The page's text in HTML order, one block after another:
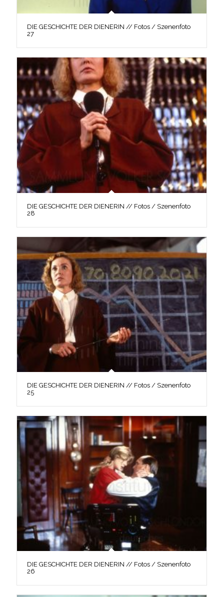
DIE GESCHICHTE DER DIENERIN // Fotos / Szenenfoto
27
DIE GESCHICHTE DER DIENERIN // Fotos / Szenenfoto
28
DIE GESCHICHTE DER DIENERIN // Fotos / Szenenfoto
25
DIE GESCHICHTE DER DIENERIN // Fotos / Szenenfoto
26